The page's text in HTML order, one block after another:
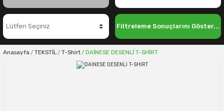
Filtreleme Sonuçlarını Göster...
Anasayfa TEKSTİL T-Shirt DAİNESE DESENLİ T-SHİRT